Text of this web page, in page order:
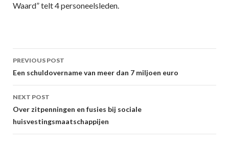
Waard” telt 4 personeelsleden.
Post
navigation
PREVIOUS POST
Een schuldovername van meer dan 7 miljoen euro
NEXT POST
Over zitpenningen en fusies bij sociale
huisvestingsmaatschappijen